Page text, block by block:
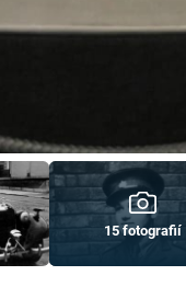
15 fotografií